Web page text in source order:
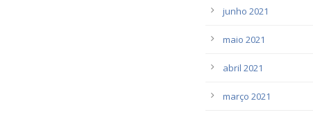
junho 2021
maio 2021
abril 2021
março 2021